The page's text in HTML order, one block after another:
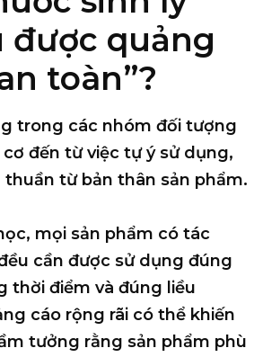
được quảng
toàn”?
trong các nhóm đối tượng
đến từ việc tự ý sử dụng,
từ bản thân sản phẩm.
mọi sản phẩm có tác
cần được sử dụng đúng
thời điểm và đúng liều
cáo rộng rãi có thể khiến
tưởng rằng sản phẩm phù